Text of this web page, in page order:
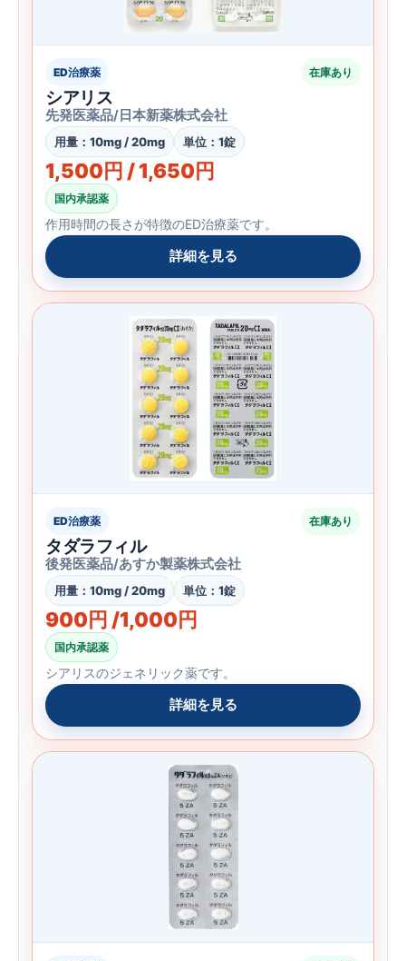
ED治療薬 在庫あり
シアリス
先発医薬品/日本新薬株式会社
用量：10mg / 20mg 単位：1錠
1,500円 / 1,650円
国内承認薬
作用時間の長さが特徴のED治療薬です。
詳細を見る
ED治療薬 在庫あり
タダラフィル
後発医薬品/あすか製薬株式会社
用量：10mg / 20mg 単位：1錠
900円 /1,000円
国内承認薬
シアリスのジェネリック薬です。
詳細を見る